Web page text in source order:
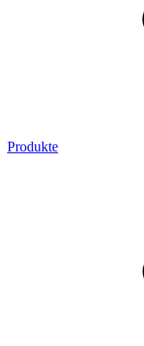
Produkte